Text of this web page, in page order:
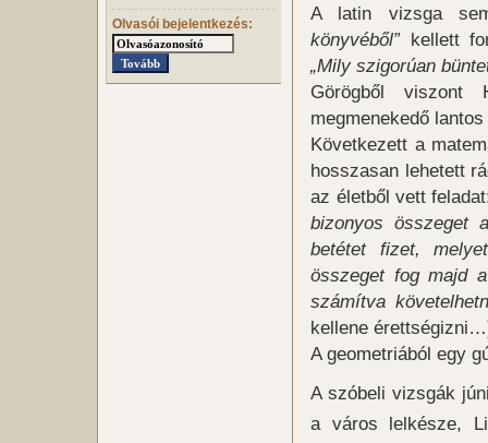
Olvasói bejelentkezés:
A latin vizsga
könyvéből”kellett
„Mily szigorúan
Görögből viszont
megmenekedő
Következett a
hosszasan lehetett
az életből vett
bizonyos összeget
betétet fizet,
összeget fog majd
számítva
kellene
A geometriából egy
A szóbeli vizsgák
a város lelkésze,